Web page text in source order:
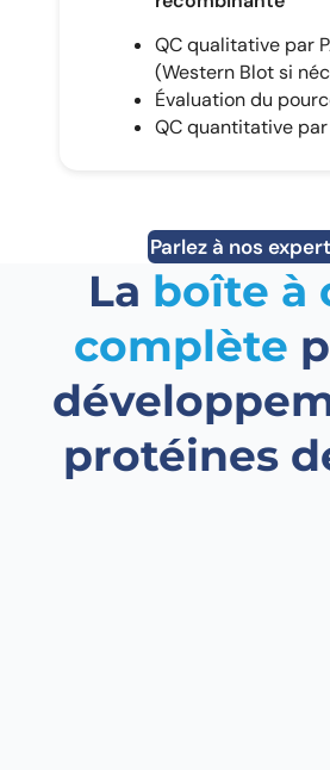
QC qualitative par
(Western Blot si
Évaluation du
QC quantitative
Parlez à nos
La boîte à
complète
protéines